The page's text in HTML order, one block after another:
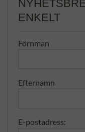
ENKELT
Förnman
Efternamn
E-postadress: